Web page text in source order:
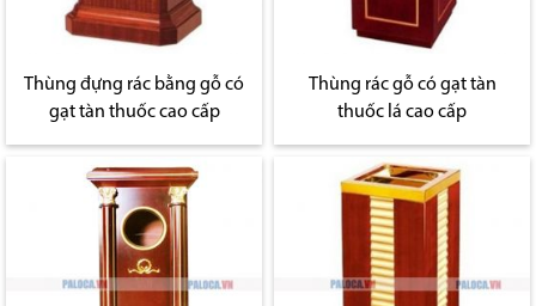
Thùng đựng rác bằng gỗ có
gạt tàn thuốc cao cấp
Thùng rác gỗ có gạt tàn
thuốc lá cao cấp